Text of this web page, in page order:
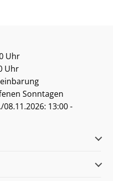
Uhr
Uhr
Sonntagen
13:00 -